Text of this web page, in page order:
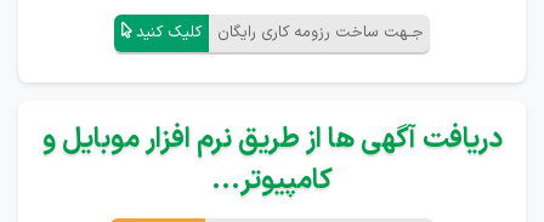
جـهت ساخت رزومه کاری رایگان کلیک کنید
دریافت آگهی ها از طریق نرم افزار موبایل و
کامپیوتر...